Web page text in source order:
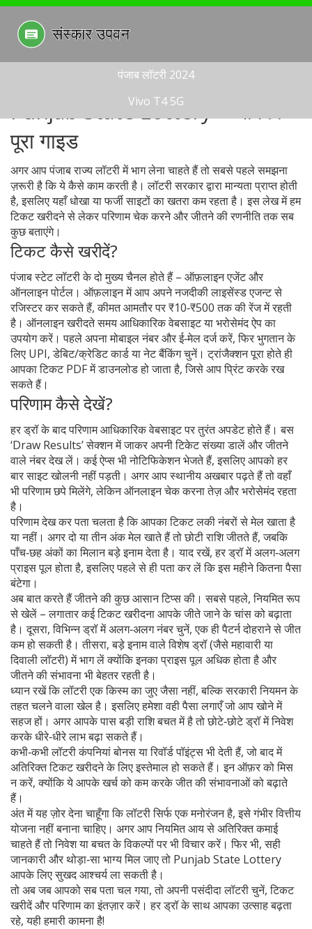
पंजाब लॉटरी 2024
Vivo T4 5G
Punjab State Lottery – आपका
पूरा गाइड
अगर आप पंजाब राज्य लॉटरी में भाग लेना चाहते हैं तो सबसे पहले समझना
ज़रूरी है कि ये कैसे काम करती है। लॉटरी सरकार द्वारा मान्यता प्राप्त होती
है, इसलिए यहाँ धोखा या फर्जी साइटों का खतरा कम रहता है। इस लेख में हम
टिकट खरीदने से लेकर परिणाम चेक करने और जीतने की रणनीति तक सब
कुछ बताएंगे।
टिकट कैसे खरीदें?
पंजाब स्टेट लॉटरी के दो मुख्य चैनल होते हैं – ऑफ़लाइन एजेंट और
ऑनलाइन पोर्टल। ऑफ़लाइन में आप अपने नजदीकी लाइसेंस्ड एजन्ट से
रजिस्टर कर सकते हैं, कीमत आमतौर पर ₹10‑₹500 तक की रेंज में रहती
है। ऑनलाइन खरीदते समय आधिकारिक वेबसाइट या भरोसेमंद ऐप का
उपयोग करें। पहले अपना मोबाइल नंबर और ई‑मेल दर्ज करें, फिर भुगतान के
लिए UPI, डेबिट/क्रेडिट कार्ड या नेट बैंकिंग चुनें। ट्रांजैक्शन पूरा होते ही
आपका टिकट PDF में डाउनलोड हो जाता है, जिसे आप प्रिंट करके रख
सकते हैं।
परिणाम कैसे देखें?
हर ड्रॉ के बाद परिणाम आधिकारिक वेबसाइट पर तुरंत अपडेट होते हैं। बस
‘Draw Results’ सेक्शन में जाकर अपनी टिकेट संख्या डालें और जीतने
वाले नंबर देख लें। कई ऐप्स भी नोटिफिकेशन भेजते हैं, इसलिए आपको हर
बार साइट खोलनी नहीं पड़ती। अगर आप स्थानीय अखबार पढ़ते हैं तो वहाँ
भी परिणाम छपे मिलेंगे, लेकिन ऑनलाइन चेक करना तेज़ और भरोसेमंद रहता
है।
परिणाम देख कर पता चलता है कि आपका टिकट लकी नंबरों से मेल खाता है
या नहीं। अगर दो या तीन अंक मेल खाते हैं तो छोटी राशि जीतते हैं, जबकि
पाँच‑छह अंकों का मिलान बड़े इनाम देता है। याद रखें, हर ड्रॉ में अलग‑अलग
प्राइस पूल होता है, इसलिए पहले से ही पता कर लें कि इस महीने कितना पैसा
बंटेगा।
अब बात करते हैं जीतने की कुछ आसान टिप्स की। सबसे पहले, नियमित रूप
से खेलें – लगातार कई टिकट खरीदना आपके जीते जाने के चांस को बढ़ाता
है। दूसरा, विभिन्न ड्रॉ में अलग‑अलग नंबर चुनें, एक ही पैटर्न दोहराने से जीत
कम हो सकती है। तीसरा, बड़े इनाम वाले विशेष ड्रॉ (जैसे महावारी या
दिवाली लॉटरी) में भाग लें क्योंकि इनका प्राइस पूल अधिक होता है और
जीतने की संभावना भी बेहतर रहती है।
ध्यान रखें कि लॉटरी एक किस्म का जुए जैसा नहीं, बल्कि सरकारी नियमन के
तहत चलने वाला खेल है। इसलिए हमेशा वही पैसा लगाएँ जो आप खोने में
सहज हों। अगर आपके पास बड़ी राशि बचत में है तो छोटे‑छोटे ड्रॉ में निवेश
करके धीरे‑धीरे लाभ बढ़ा सकते हैं।
कभी‑कभी लॉटरी कंपनियां बोनस या रिवॉर्ड पॉइंट्स भी देती हैं, जो बाद में
अतिरिक्त टिकट खरीदने के लिए इस्तेमाल हो सकते हैं। इन ऑफ़र को मिस
न करें, क्योंकि ये आपके खर्च को कम करके जीत की संभावनाओं को बढ़ाते
हैं।
अंत में यह ज़ोर देना चाहूँगा कि लॉटरी सिर्फ एक मनोरंजन है, इसे गंभीर वित्तीय
योजना नहीं बनाना चाहिए। अगर आप नियमित आय से अतिरिक्त कमाई
चाहते हैं तो निवेश या बचत के विकल्पों पर भी विचार करें। फिर भी, सही
जानकारी और थोड़ा‑सा भाग्य मिल जाए तो Punjab State Lottery
आपके लिए सुखद आश्चर्य ला सकती है।
तो अब जब आपको सब पता चल गया, तो अपनी पसंदीदा लॉटरी चुनें, टिकट
खरीदें और परिणाम का इंतज़ार करें। हर ड्रॉ के साथ आपका उत्साह बढ़ता
रहे, यही हमारी कामना है!